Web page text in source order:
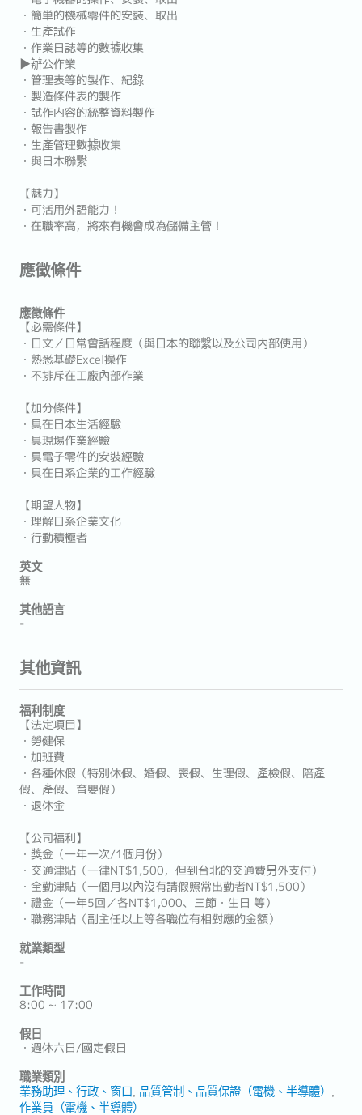
・簡単的機械零件的安裝、取出
・生產試作
・作業日誌等的數據收集
▶辦公作業
・管理表等的製作、紀錄
・製造條件表的製作
・試作内容的統整資料製作
・報告書製作
・生產管理數據收集
・與日本聯繫
【魅力】
・可活用外語能力！
・在職率高，將來有機會成為儲備主管！
應徵條件
應徵條件
【必需條件】
・日文／日常會話程度（與日本的聯繫以及公司內部使用）
・熟悉基礎Excel操作
・不排斥在工廠內部作業
【加分條件】
・具在日本生活經驗
・具現場作業經驗
・具電子零件的安裝經驗
・具在日系企業的工作經驗
【期望人物】
・理解日系企業文化
・行動積極者
英文
無
其他語言
-
其他資訊
福利制度
【法定項目】
・勞健保
・加班費
・各種休假（特別休假、婚假、喪假、生理假、產檢假、陪產
假、產假、育嬰假）
・退休金
【公司福利】
・獎金（一年一次/1個月份）
・交通津貼（一律NT$1,500，但到台北的交通費另外支付）
・全勤津貼（一個月以內沒有請假照常出勤者NT$1,500）
・禮金（一年5回／各NT$1,000、三節・生日 等）
・職務津貼（副主任以上等各職位有相對應的金額）
就業類型
-
工作時間
8:00 ~ 17:00
假日
・週休六日/國定假日
職業類別
業務助理、行政、窗口 品質管制、品質保證（電機、半導體）
作業員（電機、半導體）